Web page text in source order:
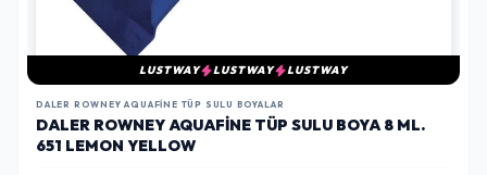
LUSTWAY LUSTWAY LUSTWAY
DALER ROWNEY AQUAFINE TÜP SULU BOYALAR
DALER ROWNEY AQUAFINE TÜP SULU BOYA 8 ML.
651 LEMON YELLOW